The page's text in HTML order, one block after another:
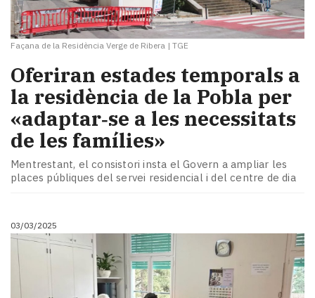
Façana de la Residència Verge de Ribera | TGE
Oferiran estades temporals a
la residència de la Pobla per
«adaptar‑se a les necessitats
de les famílies»
Mentrestant, el consistori insta el Govern a ampliar les
places públiques del servei residencial i del centre de dia
03/03/2025